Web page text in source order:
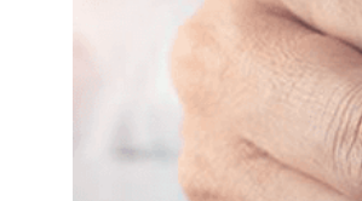
Zur Organisation, Klassifizierung und
Herstellung